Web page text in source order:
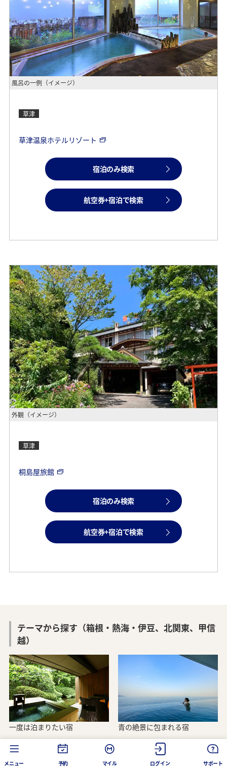
風呂の一例（イメージ）
草津
草津温泉ホテルリゾート
宿泊のみ検索
航空券+宿泊で検索
外観（イメージ）
草津
桐島屋旅館
宿泊のみ検索
航空券+宿泊で検索
テーマから探す（箱根・熱海・伊豆、北関東、甲信
越）
一度は泊まりたい宿 青の絶景に包まれる宿
メニュー 予約 マイル ログイン サポート